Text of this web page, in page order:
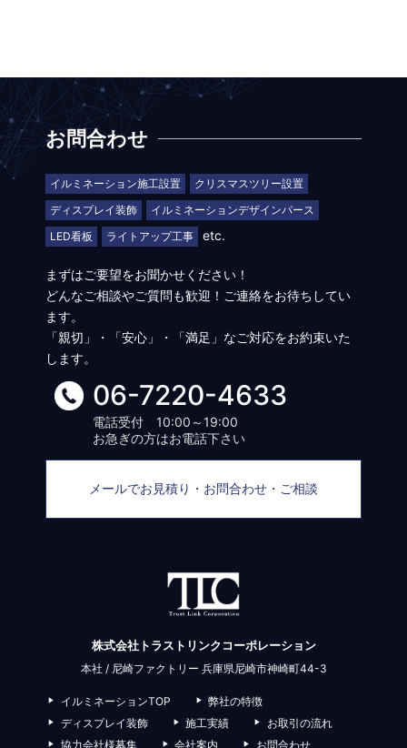
お問合わせ
イルミネーション施工設置
クリスマスツリー設置
ディスプレイ装飾
イルミネーションデザインパース
LED看板
ライトアップ工事 etc.
まずはご要望をお聞かせください！
どんなご相談やご質問も歓迎！ご連絡をお待ちしてい
ます。
「親切」・「安心」・「満足」なご対応をお約束いた
します。
06-7220-4633
電話受付 10:00～19:00
お急ぎの方はお電話下さい
メールでお見積り・お問合わせ・ご相談
株式会社トラストリンクコーポレーション
本社 / 尼崎ファクトリー 兵庫県尼崎市神崎町44-3
イルミネーションTOP
弊社の特徴
ディスプレイ装飾
施工実績
お取引の流れ
協力会社様募集
会社案内 お問合わせ